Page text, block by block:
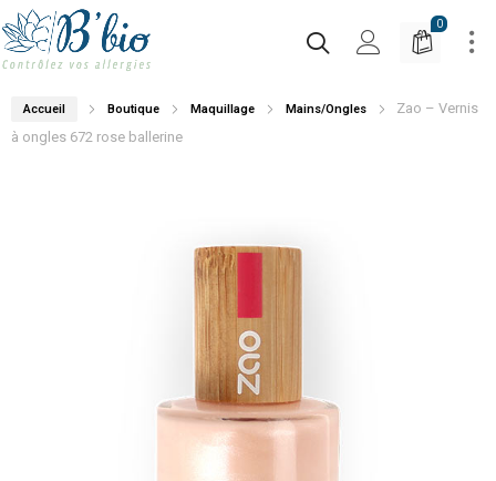
0
Accueil Boutique Maquillage Mains/Ongles
Zao – Vernis
à ongles 672 rose ballerine